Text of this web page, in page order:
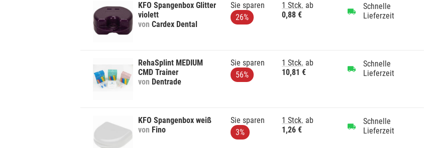
KFO Spangenbox Glitter
violett
von Cardex Dental
Sie sparen
26%
1 Stck. ab
0,88 €
Schnelle
Lieferzeit
RehaSplint MEDIUM
CMD Trainer
von Dentrade
Sie sparen
56%
1 Stck. ab
10,81 €
Schnelle
Lieferzeit
KFO Spangenbox weiß
von Fino
Sie sparen
3%
1 Stck. ab
1,26 €
Schnelle
Lieferzeit